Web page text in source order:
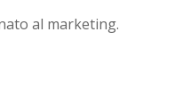
al marketing.